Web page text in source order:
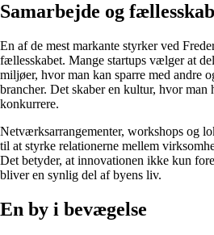
Samarbejde og fællesskab
En af de mest markante styrker ved
fællesskabet. Mange startups vælger at
miljøer, hvor man kan sparre med andre
brancher. Det skaber en kultur, hvor
konkurrere.
Netværksarrangementer, workshops og
til at styrke relationerne mellem
Det betyder, at innovationen ikke kun
bliver en synlig del af byens liv.
En by i bevægelse